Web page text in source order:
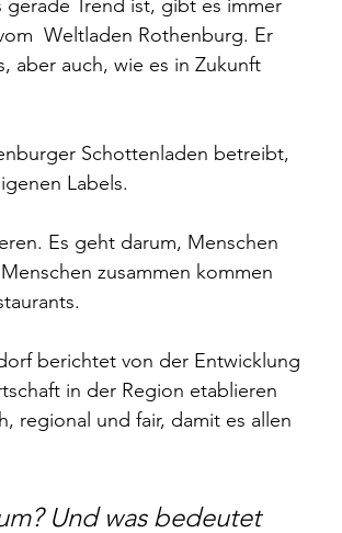
gerade Trend ist, gibt es immer
Weltladen Rothenburg. Er
aber auch, wie es in Zukunft
Schottenladen betreibt,
Labels.
Es geht darum, Menschen
zusammen kommen
berichtet von der Entwicklung
in der Region etablieren
regional und fair, damit es allen
Und was bedeutet